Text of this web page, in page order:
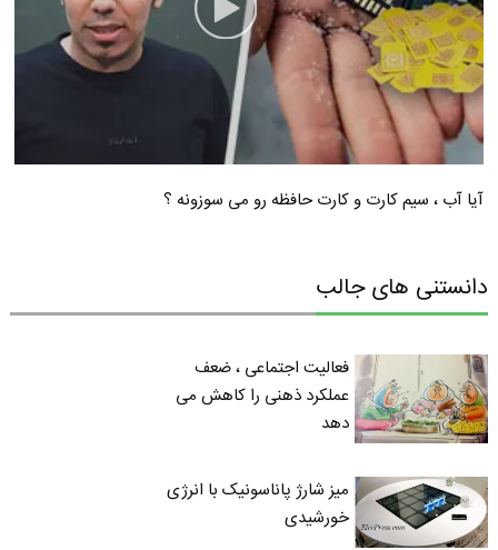
آیا آب ، سیم کارت و کارت حافظه رو می سوزونه ؟
دانستنی های جالب
فعالیت اجتماعی ، ضعف
عملکرد ذهنی را کاهش می
دهد
میز شارژ پاناسونیک با انرژی
خورشیدی